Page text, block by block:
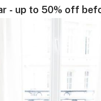
- up to 50% off